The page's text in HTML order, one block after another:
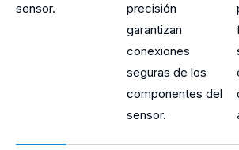
sensor.
precisión
garantizan
conexiones
seguras de los
componentes del
sensor.